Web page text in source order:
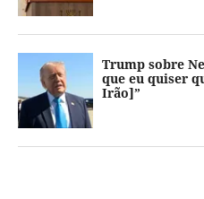
Trump sobre
que eu quiser
Irão]”